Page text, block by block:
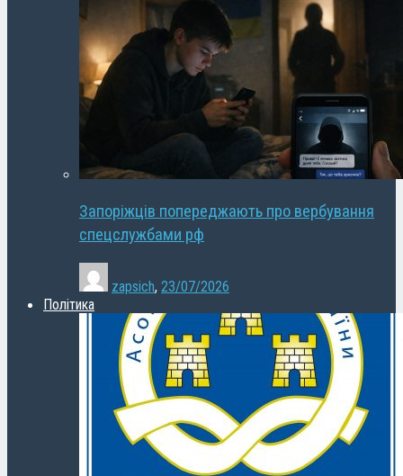
Запоріжців попереджають про вербування
спецслужбами рф
zapsich, 23/07/2026
Політика